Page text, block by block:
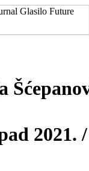
2021.